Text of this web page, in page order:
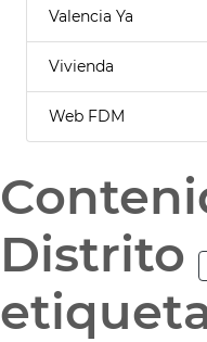
Valencia Ya
Vivienda
Web FDM
Distrito